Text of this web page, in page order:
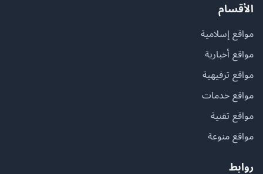
الأقسام
مواقع إسلامية
مواقع أخبارية
مواقع ترفيهية
مواقع خدمات
مواقع تقنية
مواقع منوعة
روابط